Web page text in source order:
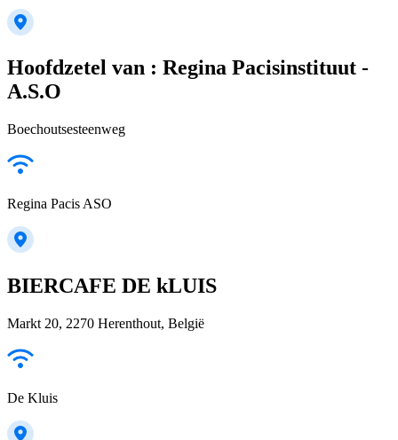
Hoofdzetel van : Regina Pacisinstituut -
A.S.O
Boechoutsesteenweg
Regina Pacis ASO
BIERCAFE DE kLUIS
Markt 20, 2270 Herenthout, België
De Kluis